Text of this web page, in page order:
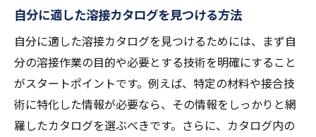
最新技術を理解するためのカタログ活用法
溶接カタログを使った実践的なケーススタディ
カタログを活用したプロジェクトの成功事
例
実際の作業でのカタログ活用法
カタログを用いたトラブルシューティング
自分に適した溶接カタログを見つける方法
自分に適した溶接カタログを見つけるためには、まず自
分の溶接作業の目的や必要とする技術を明確にすること
がスタートポイントです。例えば、特定の材料や接合技
術に特化した情報が必要なら、その情報をしっかりと網
羅したカタログを選ぶべきです。さらに、カタログ内の